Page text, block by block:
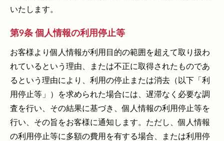
いたします。
第9条 個人情報の利用停止等
お客様より個人情報が利用目的の範囲を超えて取り扱わ
れているという理由、または不正に取得されたものであ
るという理由により、利用の停止または消去（以下「利
用停止等」）を求められた場合には、遅滞なく必要な調
査を行い、その結果に基づき、個人情報の利用停止等を
行い、その旨をお客様に通知します。ただし、個人情報
の利用停止等に多額の費用を有する場合、または利用停